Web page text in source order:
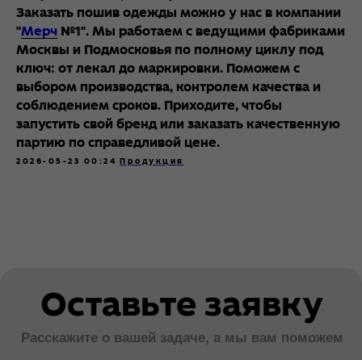
Заказать пошив одежды можно у нас в компании
"Мерч №1". Мы работаем с ведущими фабриками
Москвы и Подмосковья по полному циклу под
ключ: от лекал до маркировки. Поможем с
выбором производства, контролем качества и
соблюдением сроков. Приходите, чтобы
запустить свой бренд или заказать качественную
партию по справедливой цене.
2026-05-23 00:24 Продукция